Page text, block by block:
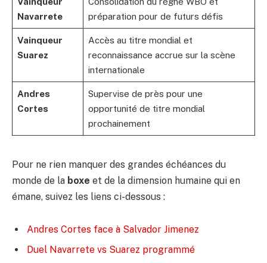
Navarrete
préparation pour de futurs défis
Vainqueur
Suarez
Accès au titre mondial et
reconnaissance accrue sur la scène
internationale
Andres
Cortes
Supervise de près pour une
opportunité de titre mondial
prochainement
Pour ne rien manquer des grandes échéances du
monde de la boxe et de la dimension humaine qui en
émane, suivez les liens ci-dessous :
Andres Cortes face à Salvador Jimenez
Duel Navarrete vs Suarez programmé